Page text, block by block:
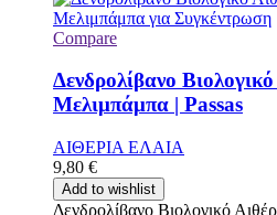
Compare
Δενδρολίβανο
Μελιμπάμπα | Passas
ΑΙΘΕΡΙΑ ΕΛΑΙΑ
9,80 €
Add to wishlist
Δενδρολίβανο Βιολογικό